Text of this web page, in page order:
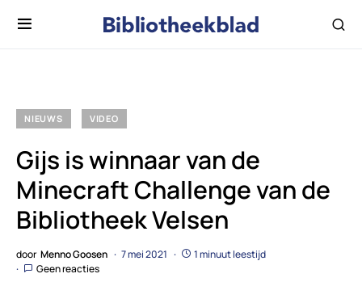
NIEUWS VIDEO
Gijs is winnaar van de
Minecraft Challenge van de
Bibliotheek Velsen
door Menno Goosen 7 mei 2021
1 minuut leestijd
Geen reacties